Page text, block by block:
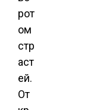
рот
ом
стр
аст
ей.
От